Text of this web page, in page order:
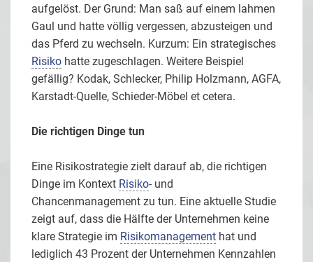
aufgelöst. Der Grund: Man saß auf einem lahmen
Gaul und hatte völlig vergessen, abzusteigen und
das Pferd zu wechseln. Kurzum: Ein strategisches
Risiko hatte zugeschlagen. Weitere Beispiel
gefällig? Kodak, Schlecker, Philip Holzmann, AGFA,
Karstadt-Quelle, Schieder-Möbel et cetera.
Die richtigen Dinge tun
Eine Risikostrategie zielt darauf ab, die richtigen
Dinge im Kontext Risiko- und
Chancenmanagement zu tun. Eine aktuelle Studie
zeigt auf, dass die Hälfte der Unternehmen keine
klare Strategie im Risikomanagement hat und
lediglich 43 Prozent der Unternehmen Kennzahlen